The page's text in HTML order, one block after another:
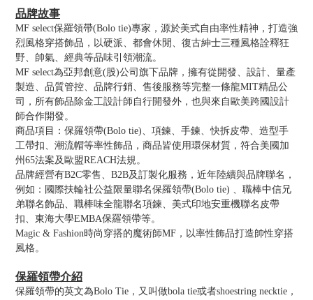
品牌故事
MF select保羅領帶(Bolo tie)專家，源於美式自由率性精神，打造強
烈風格穿搭飾品，以硬派、都會休閒、復古紳士三種風格詮釋狂
野、帥氣、經典等品味引領潮流。
MF select為亞邦創意(股)公司旗下品牌，擁有從開發、設計、量產
製造、品質管控、品牌行銷、售後服務等完整一條龍MIT精品公
司，所有飾品除金工設計師自行開發外，也與來自歐美跨國設計
師合作開發。
商品項目：保羅領帶(Bolo tie)、項鍊、手鍊、快拆皮帶、造型手
工帶扣、潮流帽等率性飾品，商品皆使用環保材質，符合美國加
州65法案及歐盟REACH法規。
品牌經營有B2C零售、B2B及訂製化服務，近年陸續與品牌聯名，
例如：國際扶輪社公益限量聯名保羅領帶(Bolo tie) 、職棒中信兄
弟聯名飾品、職棒味全龍聯名項鍊、美式印地安重機聯名皮帶
扣、東海大學EMBA保羅領帶等。
Magic & Fashion時尚穿搭的魔術師MF，以率性飾品打造帥性穿搭
風格。
保羅領帶介紹
保羅領帶的英文為Bolo Tie，又叫做bola tie或者shoestring necktie，